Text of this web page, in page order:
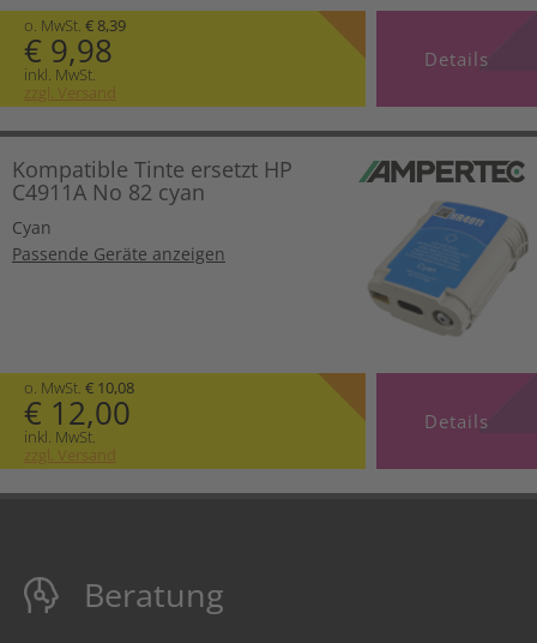
o. MwSt. € 8,39
€ 9,98
inkl. MwSt.
zzgl. Versand
Details
Kompatible Tinte ersetzt HP
C4911A No 82 cyan
Cyan
Passende Geräte anzeigen
o. MwSt. € 10,08
€ 12,00
inkl. MwSt.
zzgl. Versand
Details
Beratung